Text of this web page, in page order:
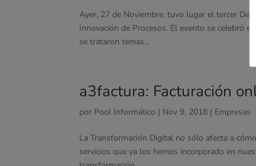
Ayer, 27 de Noviembre, tuvo lugar el tercer
Innovación de Procesos. El evento se celebró
se trataron temas...
a3factura: Facturación
por Pool Informático | Nov 9, 2018 | Empresas
La Transformación Digital no sólo afecta a
servicios que ya los hemos incorporado en